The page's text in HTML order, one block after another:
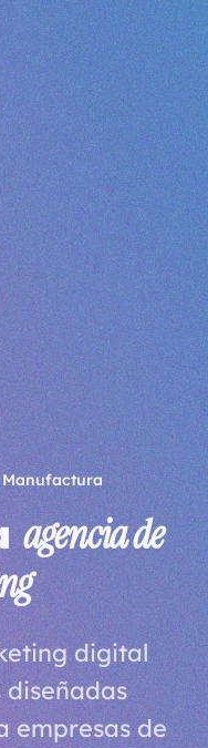
Manufactura
agencia de
digital
empresas de